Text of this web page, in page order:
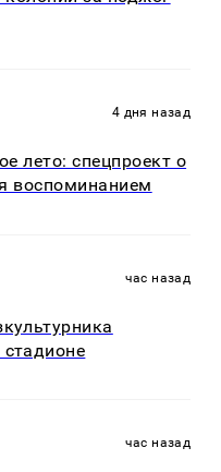
4 дня назад
лето: спецпроект о
воспоминанием
час назад
час назад